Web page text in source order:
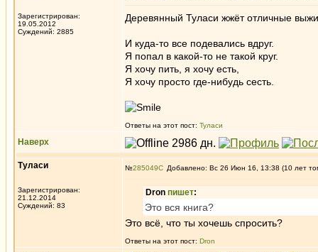
Зарегистрирован:
19.05.2012
Суждений: 2885
Деревянный Туласи жжёт отличные
И куда-то все подевались вдруг.
Я попал в какой-то не такой круг.
Я хочу пить, я хочу есть,
Я хочу просто где-нибудь сесть.
Ответы на этот пост: Туласи
Наверх
Туласи
Зарегистрирован:
21.12.2014
Суждений: 83
№285049 Добавлено: Вс 26 Июн 16, 13:38 (10 лет
Dron пишет:
Это вся книга?
Это всё, что ты хочешь спросить?
Ответы на этот пост: Dron